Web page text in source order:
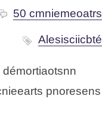
50 cmniemaortes
Aleicsisicbté
pnoresens